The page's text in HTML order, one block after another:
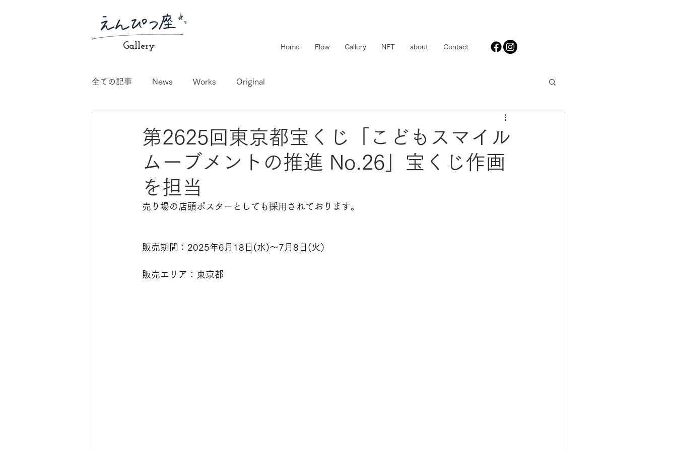
Gallery Home Flow Gallery NFT about Contact
全ての記事 News Works Original
第2625回東京都宝くじ「こどもスマイル
ムーブメントの推進 No.26」宝くじ作画
を担当
売り場の店頭ポスターとしても採用されております。
販売期間：2025年6月18日(水)～7月8日(火）
販売エリア：東京都